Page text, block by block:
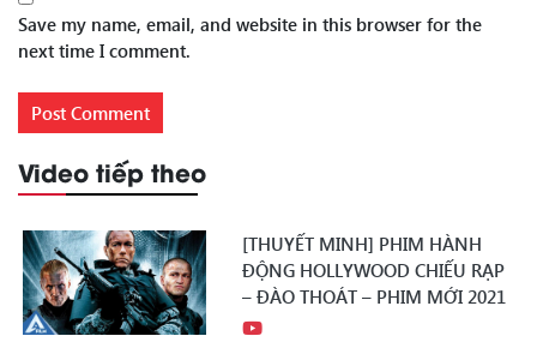
Save my name, email, and website in this browser for the
next time I comment.
Video tiếp theo
[THUYẾT MINH] PHIM HÀNH
ĐỘNG HOLLYWOOD CHIẾU RẠP
– ĐÀO THOÁT – PHIM MỚI 2021